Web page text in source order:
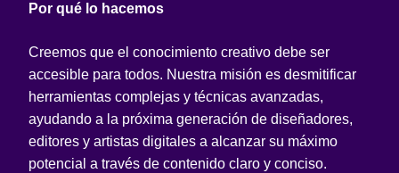
Por qué lo hacemos
Creemos que el conocimiento creativo debe ser
accesible para todos. Nuestra misión es desmitificar
herramientas complejas y técnicas avanzadas,
ayudando a la próxima generación de diseñadores,
editores y artistas digitales a alcanzar su máximo
potencial a través de contenido claro y conciso.